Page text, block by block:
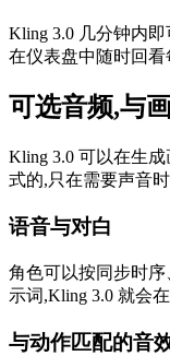
Kling 3.0 几分钟内
在仪表盘中随时回看
可选音频,与
Kling 3.0 可以在生
式的,只在需要声音时
语音与对白
角色可以按同步时
示词,Kling 3.0 就会
与动作匹配的音